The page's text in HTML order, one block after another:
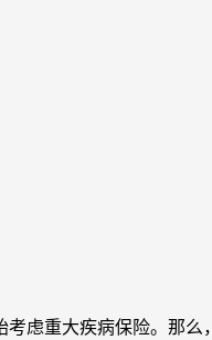
虑重大疾病保险。那